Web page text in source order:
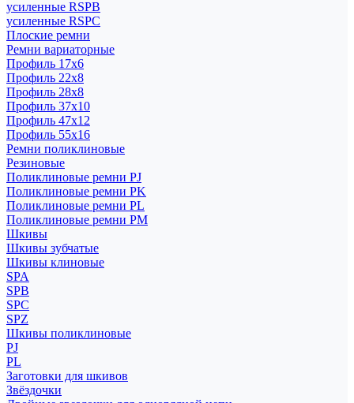
усиленные RSPB
усиленные RSPC
Плоские ремни
Ремни вариаторные
Профиль 17x6
Профиль 22x8
Профиль 28x8
Профиль 37x10
Профиль 47x12
Профиль 55x16
Ремни поликлиновые
Резиновые
Поликлиновые ремни PJ
Поликлиновые ремни PK
Поликлиновые ремни PL
Поликлиновые ремни PM
Шкивы
Шкивы зубчатые
Шкивы клиновые
SPA
SPB
SPC
SPZ
Шкивы поликлиновые
PJ
PL
Заготовки для шкивов
Звёздочки